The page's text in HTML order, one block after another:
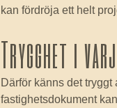
kan fördröja ett helt
Trygghet i
Därför känns det tryggt
fastighetsdokument